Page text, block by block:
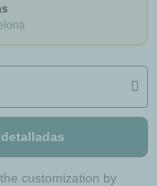
customization by